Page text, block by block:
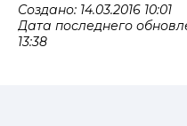
Создано: 14.03.2016 10:01
Дата последнего
13:38